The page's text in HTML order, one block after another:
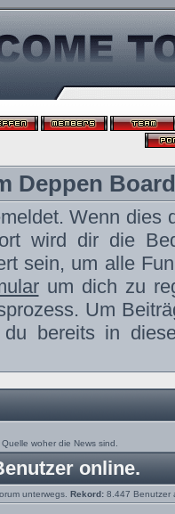
Deppen Board
Wenn
wird dir die
sein, um alle
um dich zu
Um
du bereits in
woher die News sind.
online.
unterwegs. Rekord:8.447 Benutzer